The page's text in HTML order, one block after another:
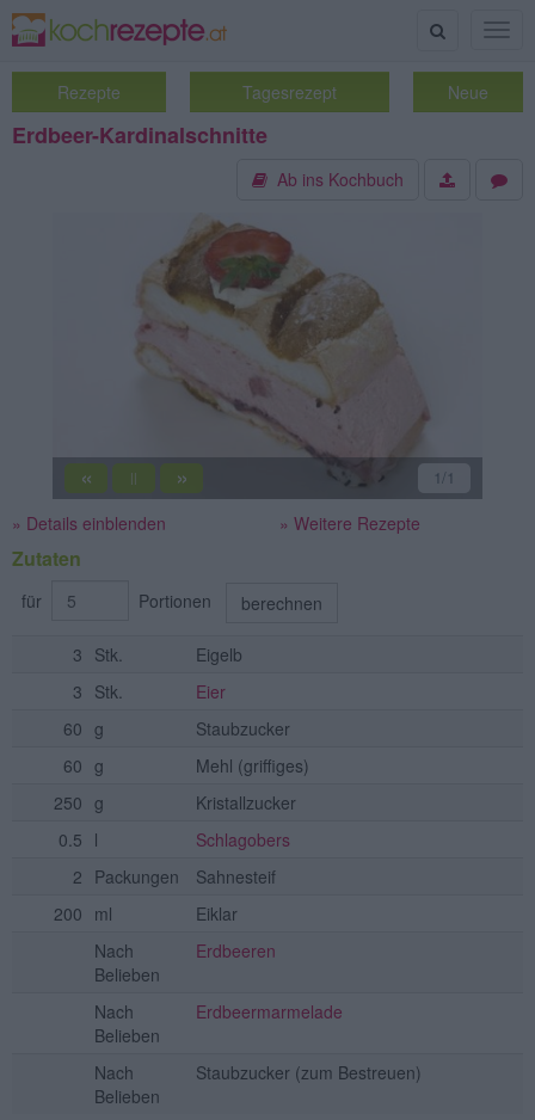
Suche
Rezepte Tagesrezept Neue
Erdbeer-Kardinalschnitte
Ab ins Kochbuch
« || » 1/1
» Details einblenden » Weitere Rezepte
Zutaten
für Portionen berechnen
3 Stk.
Eigelb
3 Stk.
Eier
60 g
Staubzucker
60 g Mehl (griffiges)
250 g
Kristallzucker
0.5 l
Schlagobers
2 Packungen
Sahnesteif
200 ml
Eiklar
Nach
Belieben
Erdbeeren
Nach
Belieben
Erdbeermarmelade
Nach
Belieben
Staubzucker (zum Bestreuen)